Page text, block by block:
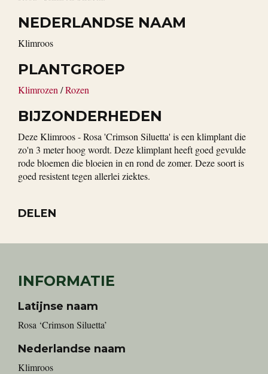
NEDERLANDSE NAAM
klimroos
PLANTGROEP
Klimrozen /Rozen
BIJZONDERHEDEN
Deze Klimroos - Rosa 'Crimson Siluetta' is een klimplant die
zo'n 3 meter hoog wordt. Deze klimplant heeft goed gevulde
rode bloemen die bloeien in en rond de zomer. Deze soort is
goed resistent tegen allerlei ziektes.
DELEN
INFORMATIE
Latijnse naam
Rosa ‘Crimson Siluetta’
Nederlandse naam
klimroos